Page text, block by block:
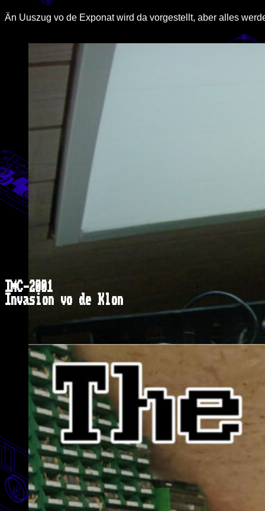
Än Uuszug vo de Exponat wird da vorgestellt, aber alles
IMC-2001
Invasion vo de Klon